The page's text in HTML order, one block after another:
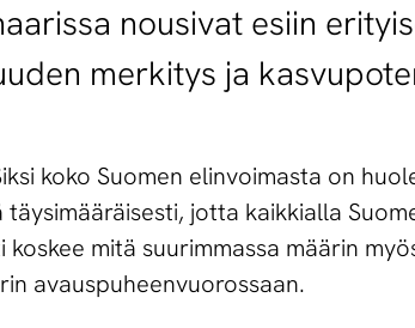
nousivat esiin
merkitys ja
koko Suomen elinvoimasta on
jotta kaikkialla
mitä suurimmassa määrin
avauspuheenvuorossaan.